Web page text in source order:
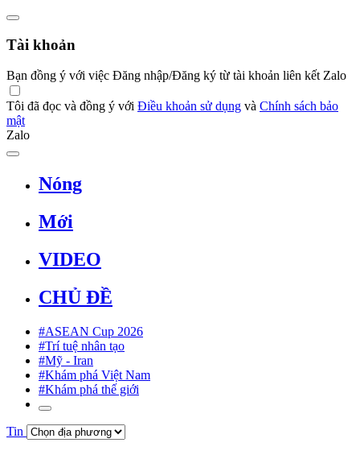
Tài khoản
Bạn đồng ý với việc Đăng nhập/Đăng ký từ tài khoản liên kết Zalo
Tôi đã đọc và đồng ý với Điều khoản sử dụng và Chính sách bảo
mật
Zalo
Nóng
Mới
VIDEO
CHỦ ĐỀ
#ASEAN Cup 2026
#Trí tuệ nhân tạo
#Mỹ - Iran
#Khám phá Việt Nam
#Khám phá thế giới
Tin